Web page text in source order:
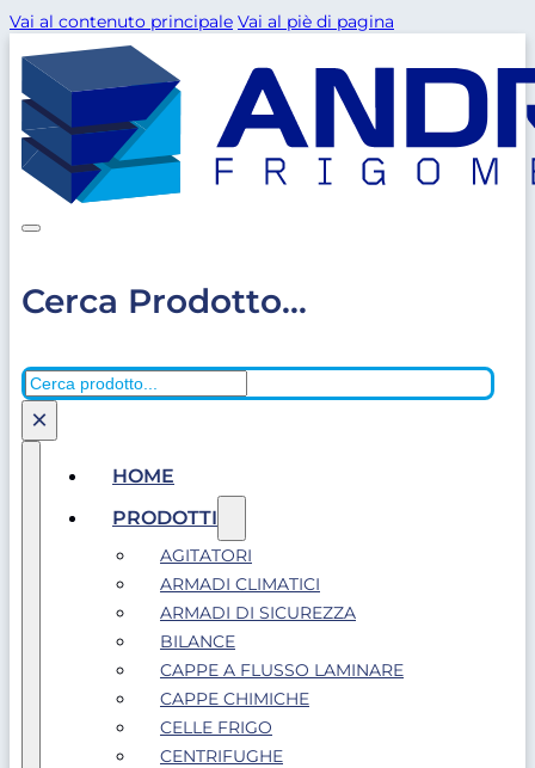
Vai al contenuto principale Vai al piè di pagina
Cerca Prodotto...
Cerca
×
HOME
PRODOTTI
AGITATORI
ARMADI CLIMATICI
ARMADI DI SICUREZZA
BILANCE
CAPPE A FLUSSO LAMINARE
CAPPE CHIMICHE
CELLE FRIGO
CENTRIFUGHE